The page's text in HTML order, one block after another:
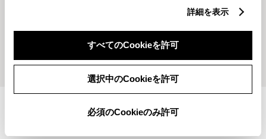
詳細を表示
すべてのCookieを許可
選択中のCookieを許可
必須のCookieのみ許可